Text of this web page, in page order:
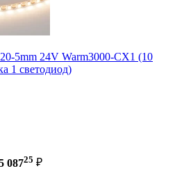
5mm 24V Warm3000-CX1 (10
1 светодиод)
08725 ₽